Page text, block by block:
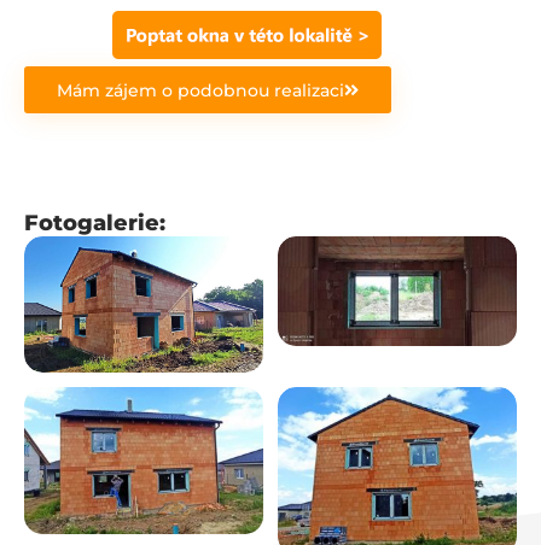
Mám zájem o podobnou realizaci
Fotogalerie: